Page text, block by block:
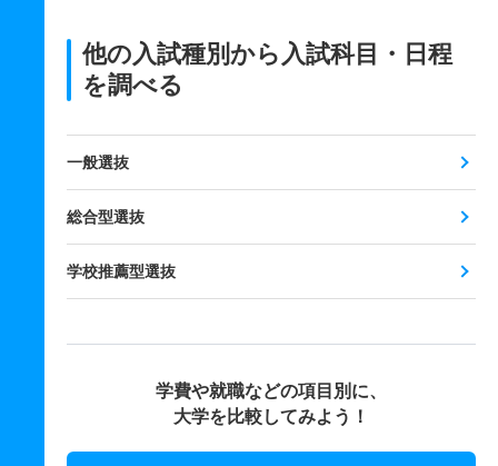
他の入試種別から入試科目・日程
を調べる
一般選抜
総合型選抜
学校推薦型選抜
学費や就職などの項目別に、
大学を比較してみよう！